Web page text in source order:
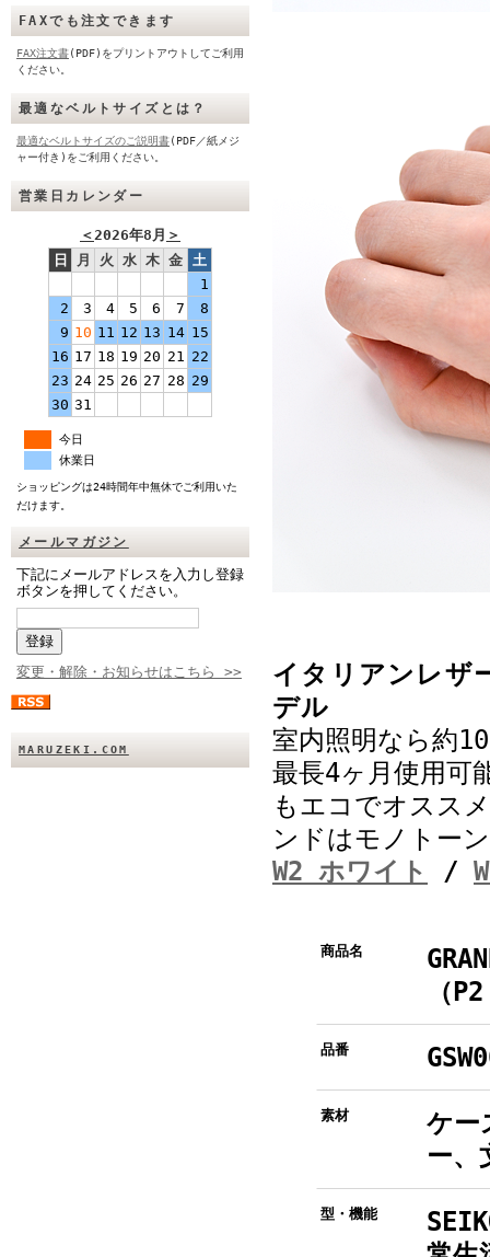
FAXでも注文できます
FAX注文書(PDF)をプリントアウトしてご利用
ください。
最適なベルトサイズとは？
最適なベルトサイズのご説明書(PDF／紙メジ
ャー付き)をご利用ください。
営業日カレンダー
＜2026年8月 ＞
日
月 火 水 木 金 土
1
2
3 4 5 6 7
8
9 10 11 12 13 14 15
16 17 18 19 20 21 22
23 24 25 26 27 28 29
30 31
今日
休業日
ショッピングは24時間年中無休でご利用いた
だけます。
メールマガジン
下記にメールアドレスを入力し登録
ボタンを押してください。
変更・解除・お知らせはこちら >>
MARUZEKI.COM
イタリアンレザ
デル
室内照明なら約
最長4ヶ月使用可
もエコでオスス
ンドはモノトー
W2 ホワイト
/
商品名
（
品番
素材
ケー
ー
型・機能